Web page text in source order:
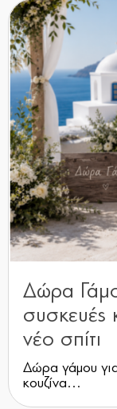
Δώρα
συσκευές
νέο σπίτι
Δώρα γάμου για
κουζίνα...